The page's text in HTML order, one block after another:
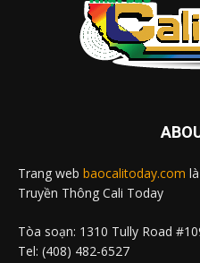
Trang web baocalitoday.com
Truyền Thông Cali Today
Tòa soạn: 1310 Tully Road
Tel: (408) 482-6527